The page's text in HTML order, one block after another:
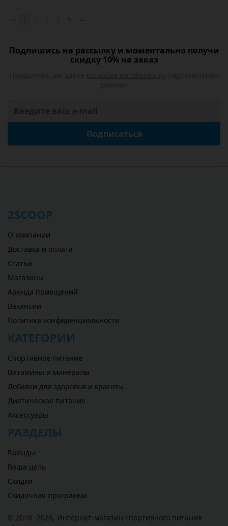
Подпишись на рассылку и моментально получи
скидку 10% на заказ
Подписаться
2SCOOP
О компании
Доставка и оплата
Статьи
Магазины
Аренда помещений
Вакансии
Политика конфиденциальности
КАТЕГОРИИ
Спортивное питание
Витамины и минералы
Добавки для здоровья и красоты
Диетическое питание
Аксессуары
РАЗДЕЛЫ
Бренды
Ваша цель
Скидки
Скидочная программа
© 2016 -2026, Интернет-магазин спортивного питания